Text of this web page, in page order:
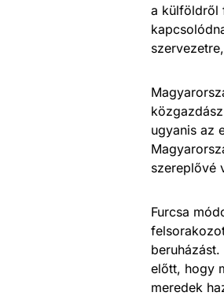
a külföldről
ugyanis az
szereplővé
Furcsa
előtt, hogy
meredek